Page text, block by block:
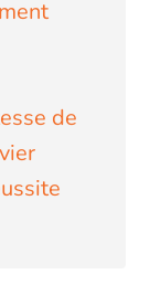
de